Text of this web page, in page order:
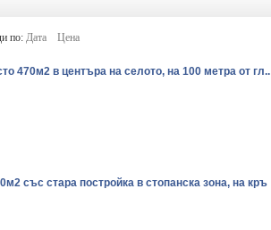
по: Дата Цена
470м2 в центъра на селото, на 100 метра от гл..
със стара постройка в стопанска зона, на кръ